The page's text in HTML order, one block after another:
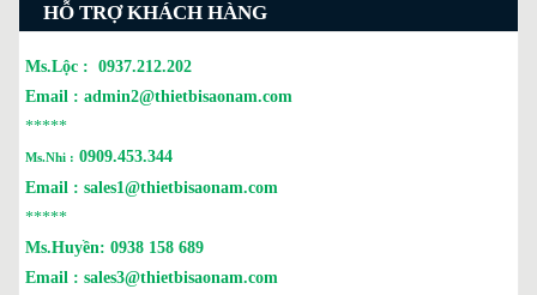
HỖ TRỢ KHÁCH HÀNG
Ms.Lộc : 0937.212.202
Email : admin2@thietbisaonam.com
*****
Ms.Nhi : 0909.453.344
Email : sales1@thietbisaonam.com
*****
Ms.Huyền: 0938 158 689
Email : sales3@thietbisaonam.com